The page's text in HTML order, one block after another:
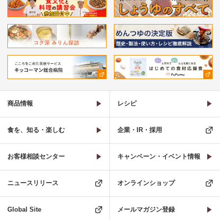
商品情報 レシピ
食を、知る・楽しむ 企業・IR・採用
お客様相談センター キャンペーン・イベント情報
ニュースリリース オンラインショップ
Global Site メールマガジン登録